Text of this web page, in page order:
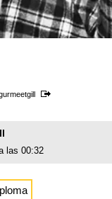
las 00:32